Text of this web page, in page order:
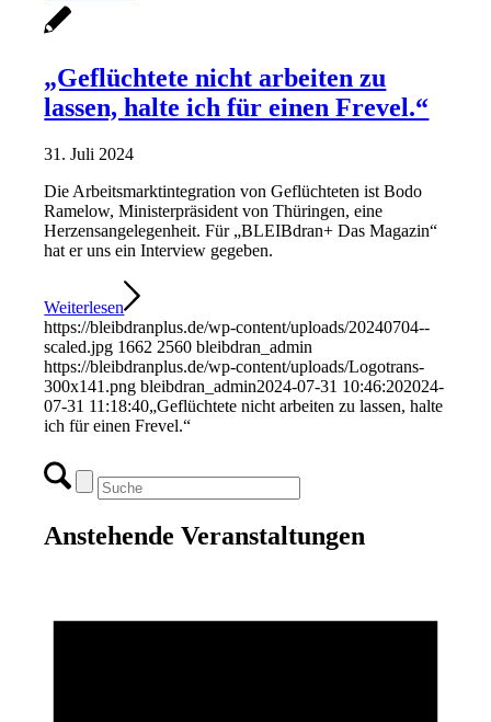
„Geflüchtete nicht arbeiten zu
lassen, halte ich für einen Frevel.“
31. Juli 2024
Die Arbeitsmarktintegration von Geflüchteten ist Bodo
Ramelow, Ministerpräsident von Thüringen, eine
Herzensangelegenheit. Für „BLEIBdran+ Das Magazin“
hat er uns ein Interview gegeben.
Weiterlesen
https://bleibdranplus.de/wp-content/uploads/20240704--
scaled.jpg 1662 2560 bleibdran_admin
https://bleibdranplus.de/wp-content/uploads/Logotrans-
300x141.png bleibdran_admin2024-07-31 10:46:202024-
07-31 11:18:40„Geflüchtete nicht arbeiten zu lassen, halte
ich für einen Frevel.“
Anstehende Veranstaltungen